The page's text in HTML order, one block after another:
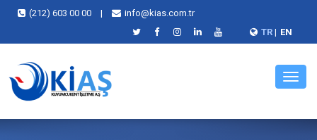
(212) 603 00 00 |
info@kias.com.tr
TR | EN
Menü